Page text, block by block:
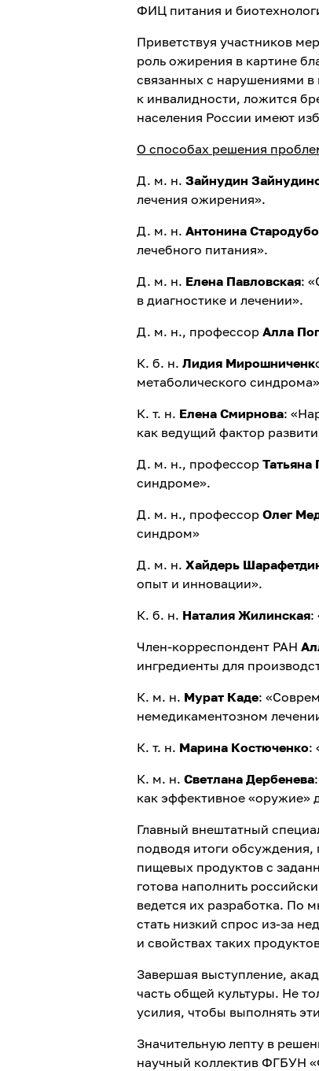
ФИЦ питания и
Приветствуя участников
роль ожирения в картине
связанных с нарушениями
к инвалидности, ложится
населения России имеют
О способах решения
Д. м. н. Зайнудин
лечения ожирения».
Д. м. н. Антонина
лечебного питания».
Д. м. н. Елена Павловская:
в диагностике и лечении».
Д. м. н., профессор Алла
К. б. н. Лидия Мирошниченк
метаболического
К. т. н. Елена Смирнова:
как ведущий фактор
Д. м. н., профессор Татьяна
синдроме».
Д. м. н., профессор Олег
синдром»
Д. м. н. Хайдерь
опыт и инновации».
К. б. н. Наталия Жилинская:
Член-корреспондент РАН
ингредиенты для
К. м. н. Мурат Каде:
немедикаментозном
К. т. н. Марина Костюченко:
К. м. н. Светлана Дербенева
как эффективное «оружие»
Главный внештатный
подводя итоги
пищевых продуктов с
готова наполнить
ведется их разработка. По
стать низкий спрос из-за
и свойствах таких
Завершая выступление,
часть общей культуры. Не
усилия, чтобы выполнять
Значительную лепту в
научный коллектив ФГБУН